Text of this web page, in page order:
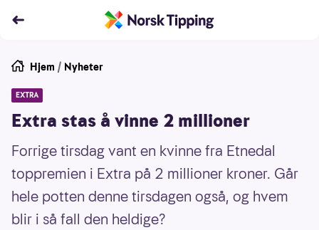
Hjem / Nyheter
EXTRA
Extra stas å vinne 2 millioner
Forrige tirsdag vant en kvinne fra Etnedal
toppremien i Extra på 2 millioner kroner. Går
hele potten denne tirsdagen også, og hvem
blir i så fall den heldige?